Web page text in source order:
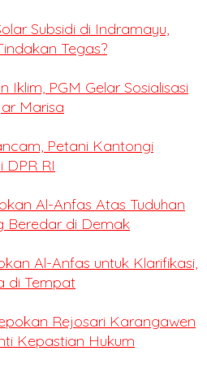
Subsidi di Indramayu,
Tegas?
Iklim, PGM Gelar Sosialisasi
Marisa
Petani Kantongi
DPR RI
Al-Anfas Atas Tuduhan
Beredar di Demak
Al-Anfas untuk Klarifikasi,
di Tempat
Rejosari Karangawen
Kepastian Hukum